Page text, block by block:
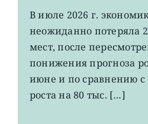
В июле 2026 г.
неожиданно потеряла
мест, после
понижения прогноза
июне и по сравнению с
роста на 80 тыс. […]